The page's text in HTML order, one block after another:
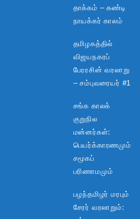
தாக்கம் – கண்டி
நாயக்கர் காலம்
தமிழகத்தில்
விஜயநகரப்
பேரரசின் வரலாறு
– சம்புவரையர் #1
சங்க காலக்
குறுநில
மன்னர்கள்:
பெயர்க்காரணமும்
சமூகப்
பரிணாமமும்
பழந்தமிழர் மரபும்
சேரர் வரலாறும்: